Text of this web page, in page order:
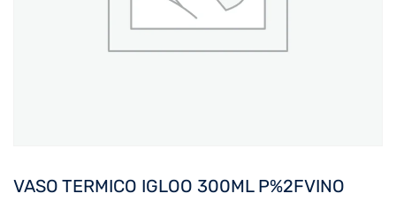
VASO TERMICO IGLOO 300ML P%2FVINO